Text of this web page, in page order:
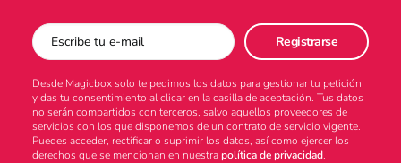
Desde Magicbox solo te pedimos los datos para gestionar tu petición
y das tu consentimiento al clicar en la casilla de aceptación. Tus datos
no serán compartidos con terceros, salvo aquellos proveedores de
servicios con los que disponemos de un contrato de servicio vigente.
Puedes acceder, rectificar o suprimir los datos, así como ejercer los
derechos que se mencionan en nuestrapolítica de privacidad.